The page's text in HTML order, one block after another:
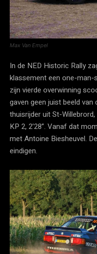
Max Van Empel
In de NED Historic Rally
klassement een one-man-
zijn vierde overwinning
gaven geen juist beeld van
thuisrijder uit St-
KP 2, 2’28”. Vanaf dat
met Antoine Biesheuvel.
eindigen.